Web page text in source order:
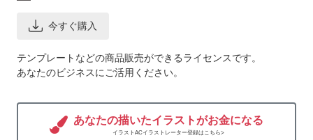
今すぐ購入
テンプレートなどの商品販売ができるライセンスです。
あなたのビジネスにご活用ください。
あなたの描いたイラストがお金になる
イラストACイラストレーター登録はこちら>